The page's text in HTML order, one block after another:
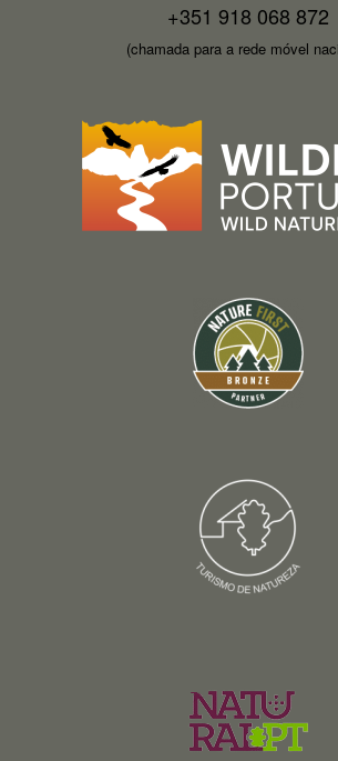
+351 918 068 872
(chamada para a rede móvel